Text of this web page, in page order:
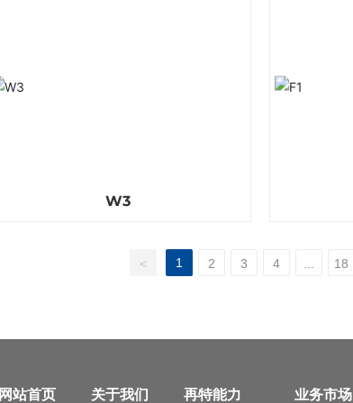
W3
< 1 2 3 4 18
网站首页 关于我们 再特能力 业务市场